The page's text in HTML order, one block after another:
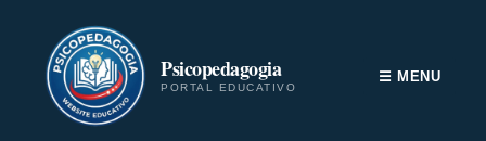
Psicopedagogia
PORTAL EDUCATIVO
☰ MENU